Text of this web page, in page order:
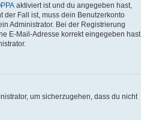
aktiviert ist und du angegeben hast,
der Fall ist, muss dein Benutzerkonto
Administrator. Bei der Registrierung
E-Mail-Adresse korrekt eingegeben hast
um sicherzugehen, dass du nicht